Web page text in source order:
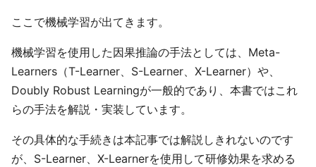
ここで機械学習が出てきます。
機械学習を使用した因果推論の手法としては、Meta-
Learners（T-Learner、S-Learner、X-Learner）や、
Doubly Robust Learningが一般的であり、本書ではこれ
らの手法を解説・実装しています。
その具体的な手続きは本記事では解説しきれないのです
が、S-Learner、X-Learnerを使用して研修効果を求める